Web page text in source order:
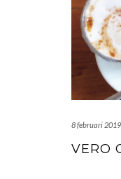
8 februari 2019
VERO